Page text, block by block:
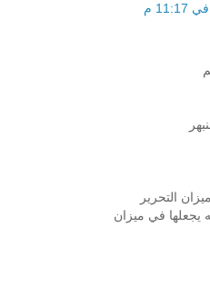
التحرير
يجعلها في ميزان